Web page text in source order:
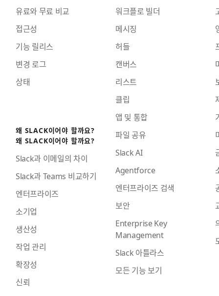
유료와 무료 비교
접근성
기능 릴리스
변경 로그
상태
왜 SLACK이어야 할까요?
왜 SLACK이어야 할까요?
Slack과 이메일의 차이
Slack과 Teams 비교하기
엔터프라이즈
소기업
생산성
작업 관리
확장성
신뢰
워크플로 빌더
메시징
허들
캔버스
리스트
클립
앱 및 통합
파일 공유
Slack AI
Agentforce
엔터프라이즈 검색
보안
Enterprise Key
Management
Slack 아틀라스
모든 기능 보기